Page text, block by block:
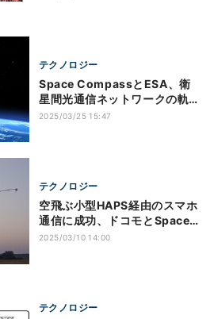
テクノロジー
Space CompassとESA、衛
星間光通信ネットワークの軌道
上実証で協力
2025/03/25 15:47
テクノロジー
空飛ぶ小型HAPS経由のスマホ
通信に成功、ドコモとSpace
Compass
2025/03/10 14:00
テクノロジー